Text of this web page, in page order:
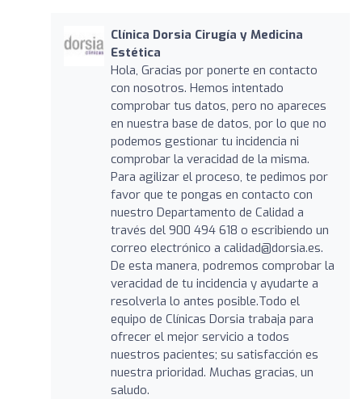
Clínica Dorsia Cirugía y Medicina
Estética
Hola, Gracias por ponerte en contacto
con nosotros. Hemos intentado
comprobar tus datos, pero no apareces
en nuestra base de datos, por lo que no
podemos gestionar tu incidencia ni
comprobar la veracidad de la misma.
Para agilizar el proceso, te pedimos por
favor que te pongas en contacto con
nuestro Departamento de Calidad a
través del 900 494 618 o escribiendo un
correo electrónico a calidad@dorsia.es.
De esta manera, podremos comprobar la
veracidad de tu incidencia y ayudarte a
resolverla lo antes posible.Todo el
equipo de Clínicas Dorsia trabaja para
ofrecer el mejor servicio a todos
nuestros pacientes; su satisfacción es
nuestra prioridad. Muchas gracias, un
saludo.